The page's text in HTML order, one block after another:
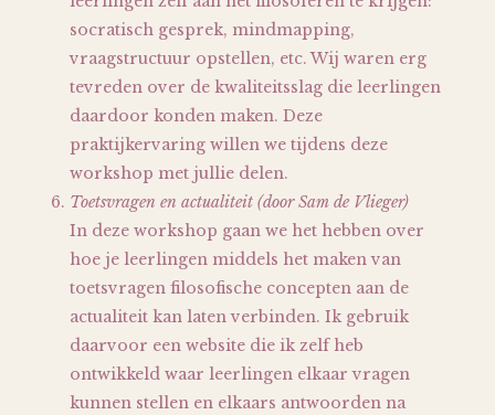
socratisch gesprek, mindmapping,
vraagstructuur opstellen, etc. Wij waren erg
tevreden over de kwaliteitsslag die leerlingen
daardoor konden maken. Deze
praktijkervaring willen we tijdens deze
workshop met jullie delen.
Toetsvragen en actualiteit (door Sam de Vlieger)
In deze workshop gaan we het hebben over
hoe je leerlingen middels het maken van
toetsvragen filosofische concepten aan de
actualiteit kan laten verbinden. Ik gebruik
daarvoor een website die ik zelf heb
ontwikkeld waar leerlingen elkaar vragen
kunnen stellen en elkaars antwoorden na